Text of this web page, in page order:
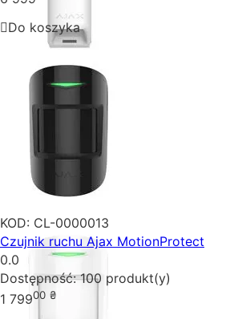
Do koszyka
KOD: CL-0000013
Czujnik ruchu Ajax MotionProtect
0.0
Dostępność: 100 produkt(y)
1 79900 ₴